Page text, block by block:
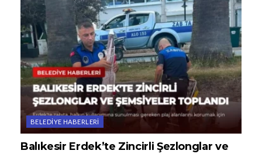
BELEDIYE HABERLERI
Balıkesir Erdek’te Zincirli Şezlonglar ve